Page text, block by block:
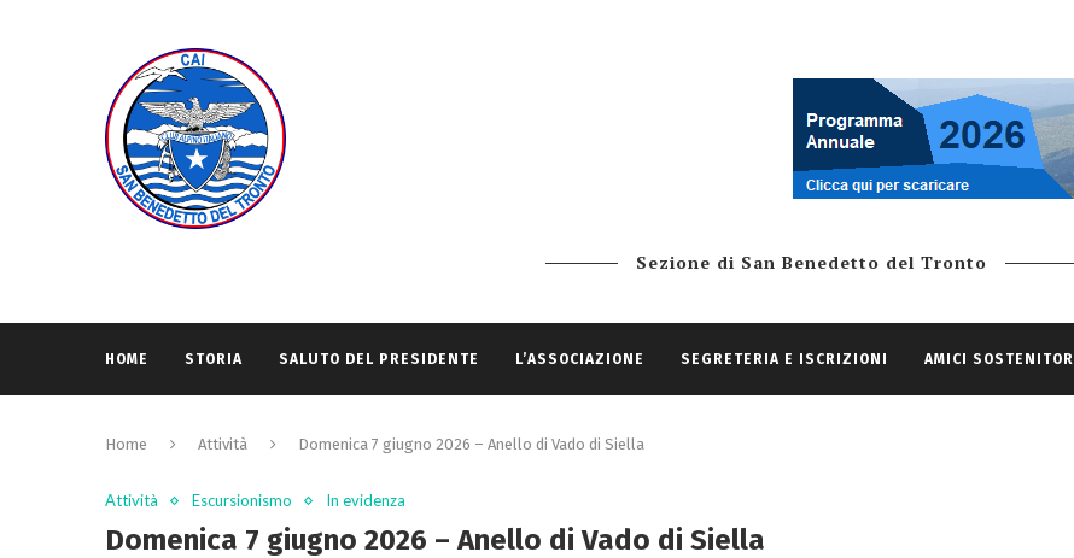
Sezione di San Benedetto del Tronto
HOME STORIA SALUTO DEL PRESIDENTE L’ASSOCIAZIONE SEGRETERIA E ISCRIZIONI AMICI SOSTENITORI
Home Attività Domenica 7 giugno 2026 – Anello di Vado di Siella
Attività Escursionismo In evidenza
Domenica 7 giugno 2026 – Anello di Vado di Siella